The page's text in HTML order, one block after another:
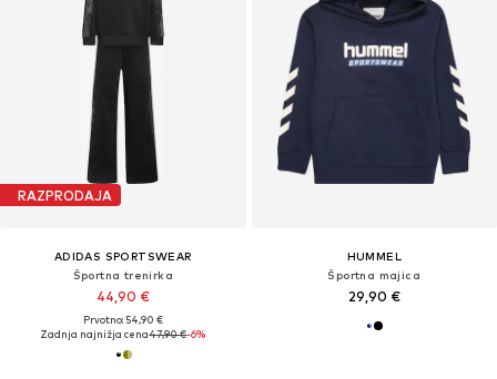
RAZPRODAJA
ADIDAS SPORTSWEAR
Športna trenirka
44,90 €
Prvotno: 54,90 €
Zadnja najnižja cena47,90 €-6%
HUMMEL
Športna majica
29,90 €